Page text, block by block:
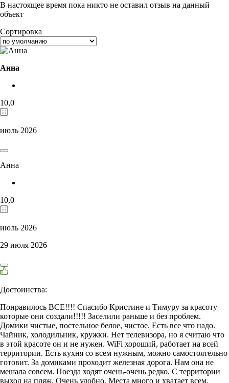
В настоящее время пока никто не оставил отзыв на данный
объект
Сортировка
Анна
10,0
июль 2026
Анна
10,0
июль 2026
29 июля 2026
Достоинства:
Понравилось ВСЕ!!!! Спасибо Кристине и Тимуру за красоту
которые они создали!!!!! Заселили раньше и без проблем.
Домики чистые, постельное белое, чистое. Есть все что надо.
Чайник, холодильник, кружки. Нет телевизора, но я считаю что
в этой красоте он и не нужен. WiFi хороший, работает на всей
территории. Есть кухня со всем нужным, можно самостоятельно
готовит. За домиками проходит железная дорога. Нам она не
мешала совсем. Поезда ходят очень-очень редко. С территории
выход на пляж. Очень удобно. Места много и хватает всем.